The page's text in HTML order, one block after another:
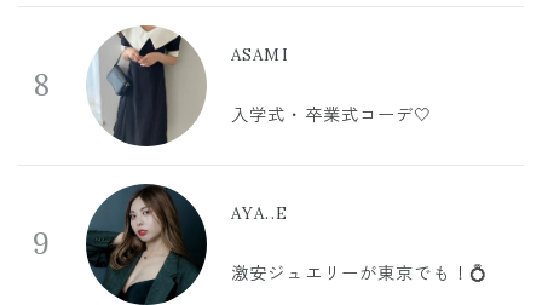
8
ASAMI
入学式・卒業式コーデ🤍
9
AYA..E
激安ジュエリーが東京でも！💍